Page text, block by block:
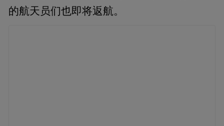
的航天员们也即将返航。